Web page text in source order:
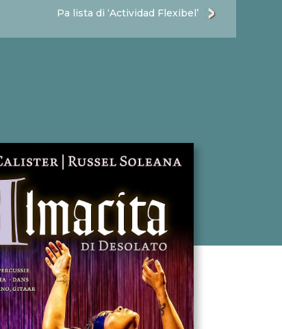
Pa lista di ‘Actividad Flexibel’